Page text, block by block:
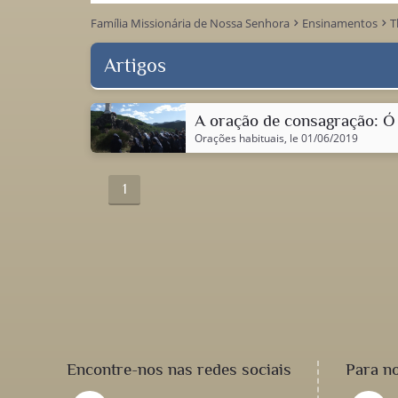
Família Missionária de Nossa Senhora keyboard_arrow_right Ensinamentos keyboard_arrow_right
Artigos
A oração de consagração:
Orações habituais, le 01/06/2019
1
Encontre-nos nas redes sociais Para